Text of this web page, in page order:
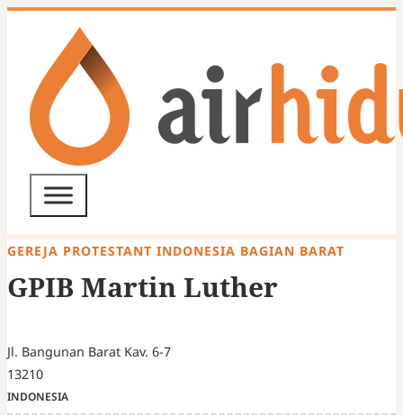
GEREJA PROTESTANT INDONESIA BAGIAN BARAT
GPIB Martin Luther
Jl. Bangunan Barat Kav. 6-7
13210
INDONESIA